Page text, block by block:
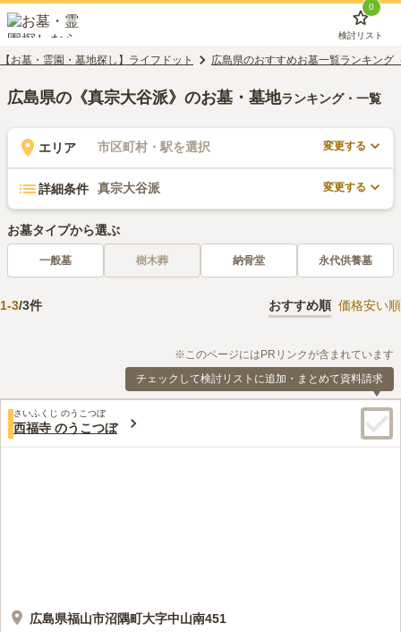
0
検討リスト
【お墓・霊園・墓地探し】ライフドット 広島県のおすすめお墓一覧ランキング
広島県の《真宗大谷派》のお墓・墓地ランキング・一覧
エリア 市区町村・駅を選択 変更する
詳細条件 真宗大谷派 変更する
お墓タイプから選ぶ
一般墓 樹木葬 納骨堂 永代供養墓
1-3/3件 おすすめ順 価格安い順
※このページにはPRリンクが含まれています
チェックして検討リストに追加・まとめて資料請求
さいふくじ のうこつぼ
西福寺 のうこつぼ
広島県福山市沼隅町大字中山南451